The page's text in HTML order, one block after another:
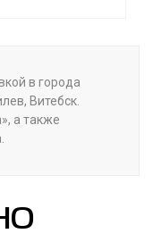
в города
Витебск.
а также